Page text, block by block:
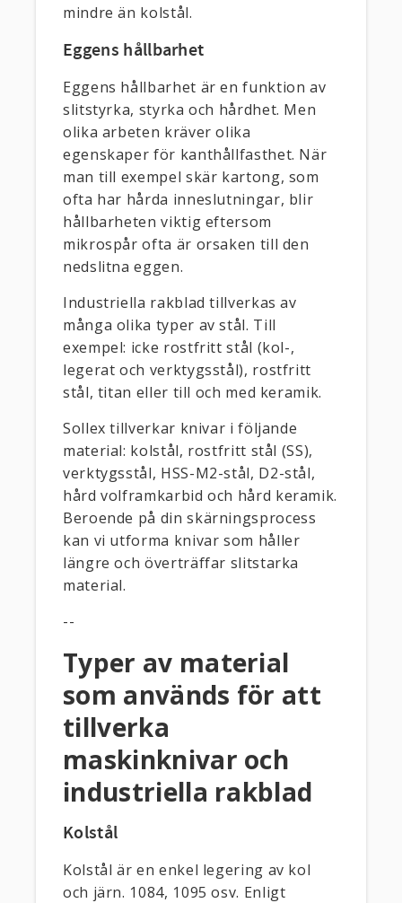
mindre än kolstål.
Eggens hållbarhet
Eggens hållbarhet är en funktion av
slitstyrka, styrka och hårdhet. Men
olika arbeten kräver olika
egenskaper för kanthållfasthet. När
man till exempel skär kartong, som
ofta har hårda inneslutningar, blir
hållbarheten viktig eftersom
mikrospår ofta är orsaken till den
nedslitna eggen.
Industriella rakblad tillverkas av
många olika typer av stål. Till
exempel: icke rostfritt stål (kol-,
legerat och verktygsstål), rostfritt
stål, titan eller till och med keramik.
Sollex tillverkar knivar i följande
material: kolstål, rostfritt stål (SS),
verktygsstål, HSS-M2-stål, D2-stål,
hård volframkarbid och hård keramik.
Beroende på din skärningsprocess
kan vi utforma knivar som håller
längre och överträffar slitstarka
material.
--
Typer av material
som används för att
tillverka
maskinknivar och
industriella rakblad
Kolstål
Kolstål är en enkel legering av kol
och järn. 1084, 1095 osv. Enligt